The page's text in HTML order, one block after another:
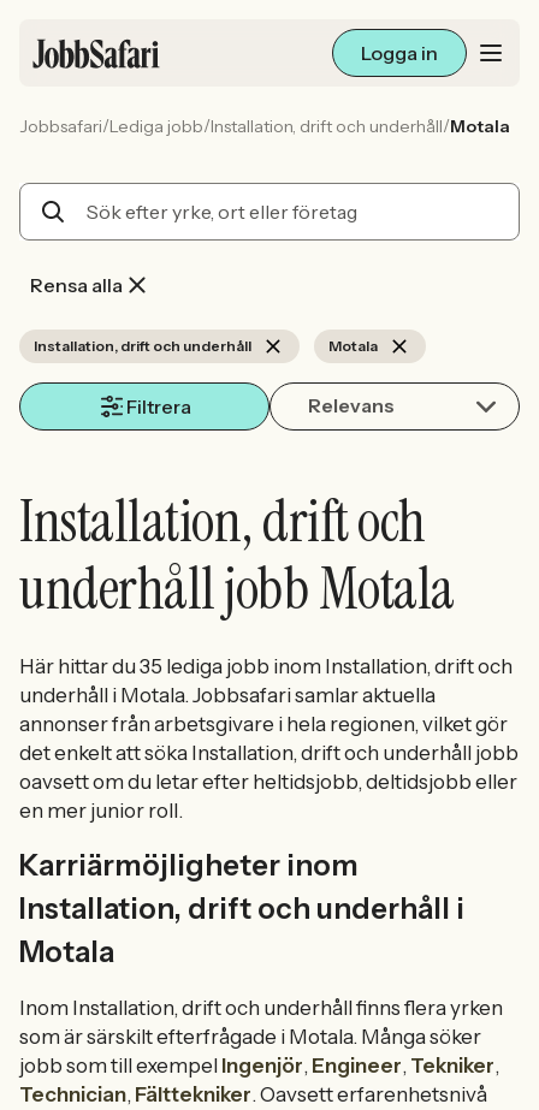
Logga in
Arbetsliv och karriär
Sök med AI
Jobbsafari/Lediga jobb/Installation, drift och underhåll/Motala
Rensa alla
Installation, drift och underhåll Motala
Filtrera Relevans
Installation, drift och
underhåll jobb Motala
Här hittar du 35 lediga jobb inom Installation, drift och
underhåll i Motala. Jobbsafari samlar aktuella
annonser från arbetsgivare i hela regionen, vilket gör
det enkelt att söka Installation, drift och underhåll jobb
oavsett om du letar efter heltidsjobb, deltidsjobb eller
en mer junior roll.
Karriärmöjligheter inom
Installation, drift och underhåll i
Motala
Inom Installation, drift och underhåll finns flera yrken
som är särskilt efterfrågade i Motala. Många söker
jobb som till exempel Ingenjör, Engineer, Tekniker,
Technician, Fälttekniker. Oavsett erfarenhetsnivå